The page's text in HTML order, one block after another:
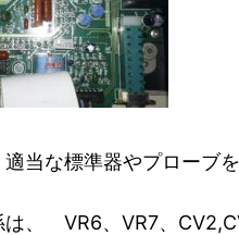
当な標準器やプローブ
は、 VR6、VR7、